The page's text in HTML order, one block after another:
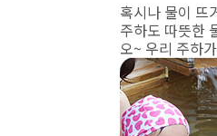
혹시나 물이 뜨
주하도 따뜻한
오~ 우리 주하